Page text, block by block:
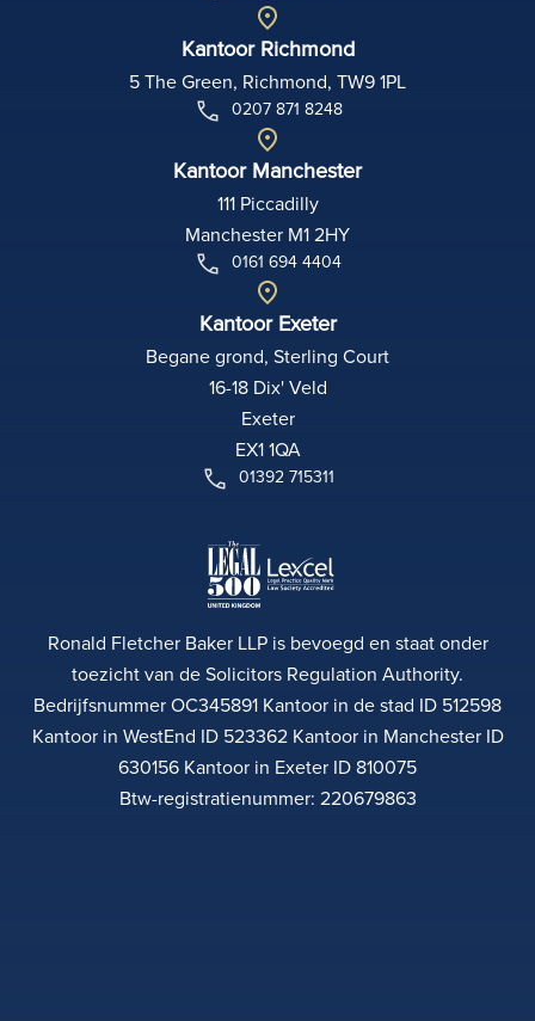
Kantoor Richmond
5 The Green, Richmond, TW9 1PL
0207 871 8248
Kantoor Manchester
111 Piccadilly
Manchester M1 2HY
0161 694 4404
Kantoor Exeter
Begane grond, Sterling Court
16-18 Dix' Veld
Exeter
EX1 1QA
01392 715311
Ronald Fletcher Baker LLP is bevoegd en staat onder
toezicht van de Solicitors Regulation Authority.
Bedrijfsnummer OC345891 Kantoor in de stad ID 512598
Kantoor in WestEnd ID 523362 Kantoor in Manchester ID
630156 Kantoor in Exeter ID 810075
Btw-registratienummer: 220679863